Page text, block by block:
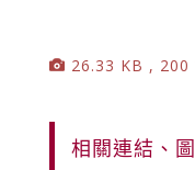
26.33 KB ,
相關連結、